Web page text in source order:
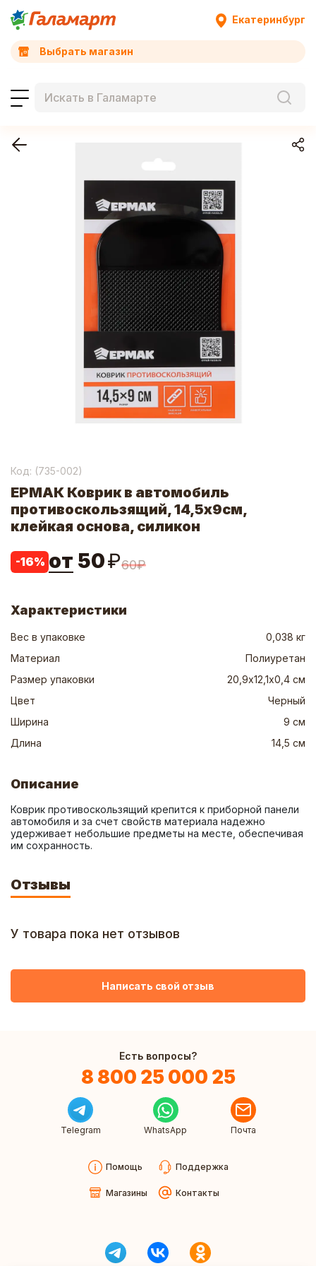
Екатеринбург
Выбрать магазин
Код: (735-002)
ЕРМАК Коврик в автомобиль
противоскользящий, 14,5x9см,
клейкая основа, силикон
-16% от 50₽60₽
Характеристики
Вес в упаковке
0,038 кг
Материал
Полиуретан
Размер упаковки
20,9х12,1х0,4 см
Цвет
Черный
Ширина
9 см
Длина
14,5 см
Описание
Коврик противоскользящий крепится к приборной панели
автомобиля и за счет свойств материала надежно
удерживает небольшие предметы на месте, обеспечивая
им сохранность.
Отзывы
У товара пока нет отзывов
Написать свой отзыв
Есть вопросы?
8 800 25 000 25
Telegram WhatsApp Почта
Помощь Поддержка
Магазины Контакты